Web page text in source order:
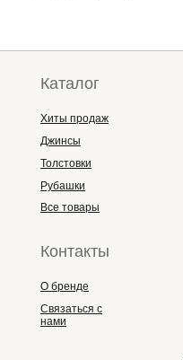
Каталог
Хиты продаж
Джинсы
Толстовки
Рубашки
Все товары
О бренде
Связаться с
нами
Контакты